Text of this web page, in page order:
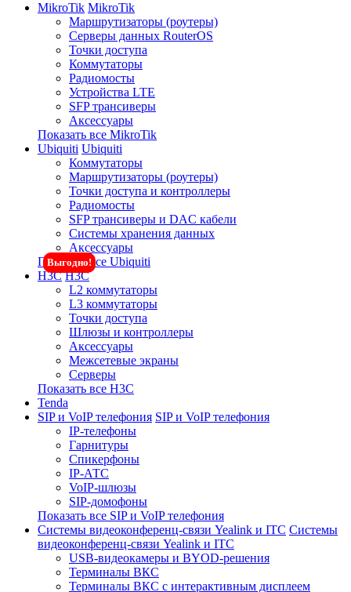
MikroTik MikroTik
Маршрутизаторы (роутеры)
Серверы данных RouterOS
Точки доступа
Коммутаторы
Радиомосты
Устройства LTE
SFP трансиверы
Аксессуары
Показать все MikroTik
Ubiquiti Ubiquiti
Коммутаторы
Маршрутизаторы (роутеры)
Точки доступа и контроллеры
Радиомосты
SFP трансиверы и DAC кабели
Системы хранения данных
Аксессуары
Показать все Ubiquiti
H3C
Выгодно!
H3C
L2 коммутаторы
L3 коммутаторы
Точки доступа
Шлюзы и контроллеры
Аксессуары
Межсетевые экраны
Серверы
Показать все H3C
Tenda
SIP и VoIP телефония SIP и VoIP телефония
IP-телефоны
Гарнитуры
Спикерфоны
IP-АТС
VoIP-шлюзы
SIP-домофоны
Показать все SIP и VoIP телефония
Системы видеоконференц-связи Yealink и ITC Системы
видеоконференц-связи Yealink и ITC
USB-видеокамеры и BYOD-решения
Терминалы ВКС
Терминалы ВКС с интерактивным дисплеем